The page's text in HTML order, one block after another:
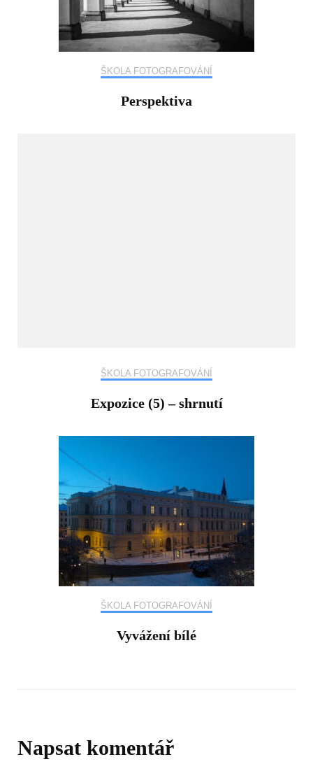
ŠKOLA FOTOGRAFOVÁNÍ
Perspektiva
ŠKOLA FOTOGRAFOVÁNÍ
Expozice (5) – shrnutí
ŠKOLA FOTOGRAFOVÁNÍ
Vyvážení bílé
Napsat komentář